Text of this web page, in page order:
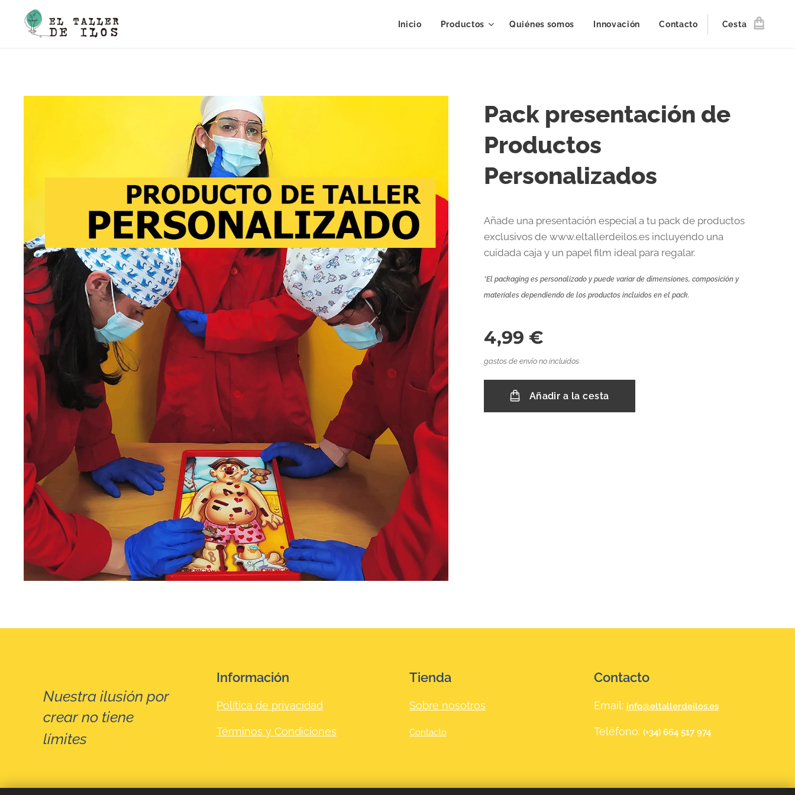
Inicio Productos Quiénes somos Innovación Contacto Cesta
Pack presentación de
Productos
Personalizados
Añade una presentación especial a tu pack de productos
exclusivos de www.eltallerdeilos.es incluyendo una
cuidada caja y un papel film ideal para regalar.
*El packaging es personalizado y puede variar de dimensiones, composición y
materiales dependiendo de los productos incluidos en el pack.
4,99 €
gastos de envío no incluidos
Añadir a la cesta
Nuestra ilusión por
crear no tiene
límites
Información
Política de privacidad
Términos y Condiciones
Tienda
Sobre nosotros
Contacto
Contacto
Email: info@eltallerdeilos.es
Teléfono: (+34) 664 517 974